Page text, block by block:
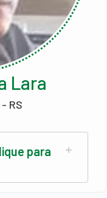
Lara
RS
para